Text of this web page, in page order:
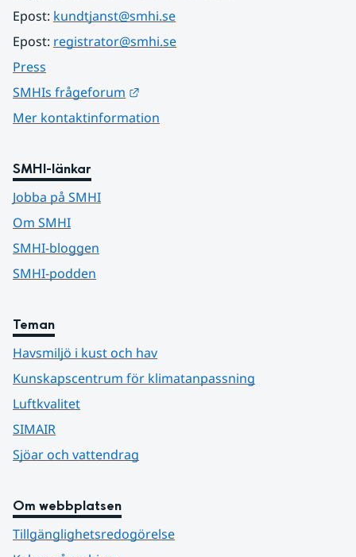
Epost: kundtjanst@smhi.se
Epost: registrator@smhi.se
Press
SMHIs frågeforum
Mer kontaktinformation
SMHI-länkar
Jobba på SMHI
Om SMHI
SMHI-bloggen
SMHI-podden
Teman
Havsmiljö i kust och hav
Kunskapscentrum för klimatanpassning
Luftkvalitet
SIMAIR
Sjöar och vattendrag
Om webbplatsen
Tillgänglighetsredogörelse